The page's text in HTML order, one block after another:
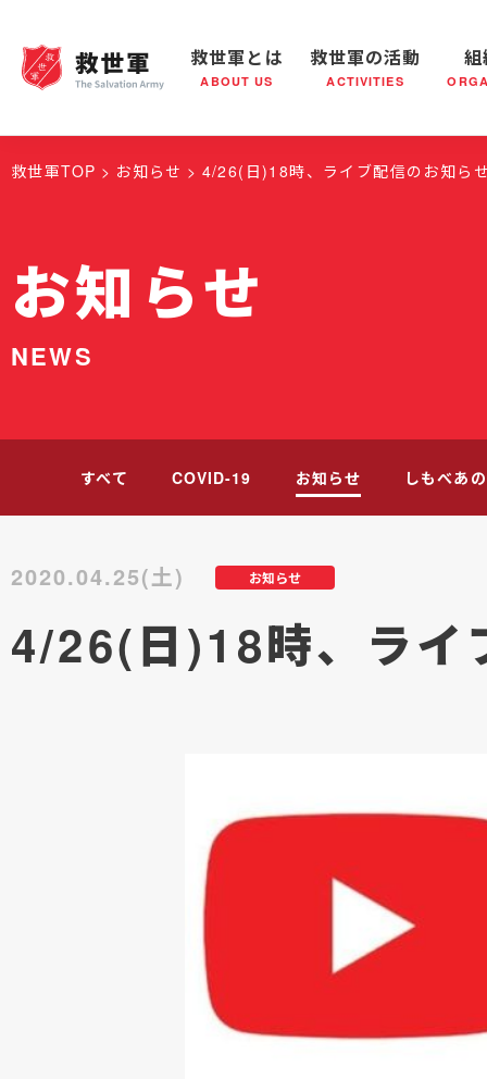
救世軍とは
ABOUT US
救世軍とは 世界が抱えている社会問題 救世軍
救世軍の活動
ACTIVITIES
救世軍の活動 社会鍋
組織概要
救世軍TOP お知らせ 4/26(日)18時、ライブ配信のお知ら
お知らせ
NEWS
すべて COVID-19 お知らせ しもべあ
お知らせ
2020.04.25(土)
4/26(日)18時、ライ